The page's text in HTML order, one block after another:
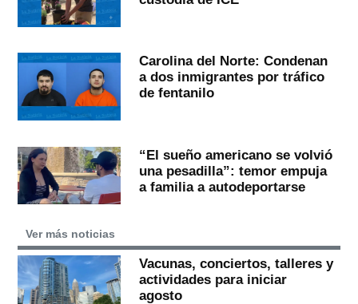
Carolina del Norte: Condenan
a dos inmigrantes por tráfico
de fentanilo
“El sueño americano se volvió
una pesadilla”: temor empuja
a familia a autodeportarse
Ver más noticias
Vacunas, conciertos, talleres y
actividades para iniciar
agosto